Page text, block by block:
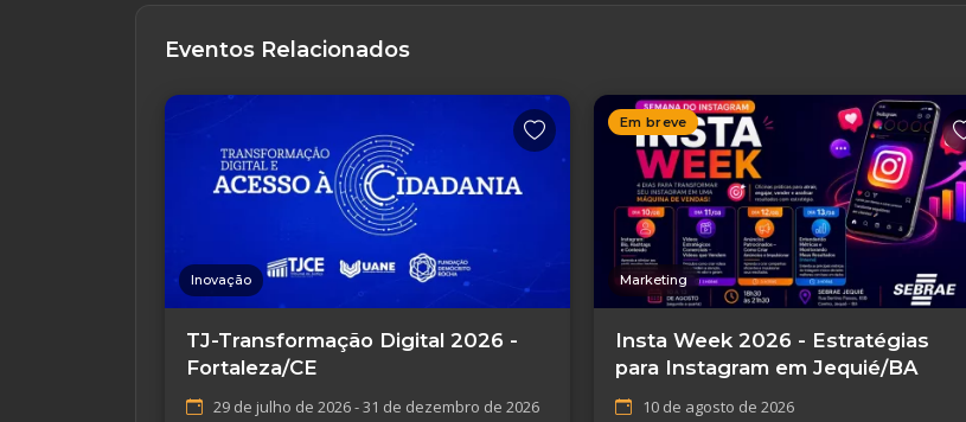
Eventos Relacionados
Inovação
TJ-Transformação Digital 2026 -
Fortaleza/CE
29 de julho de 2026 - 31 de dezembro de 2026
Em breve
Marketing
Insta Week 2026 - Estratégias
para Instagram em Jequié/BA
10 de agosto de 2026